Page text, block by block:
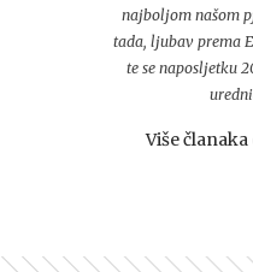
najboljom našom
tada, ljubav prema
te se naposljetku
Više članaka